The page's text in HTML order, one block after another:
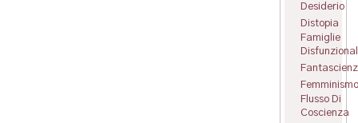
Desiderio
Distopia
Famiglie
Femminismo
Flusso Di
Coscienza